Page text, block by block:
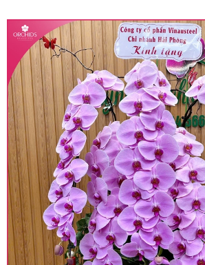
• Giá trên được miễn ship giao
miễn phí in thiệp - banner theo
hàng.
• Beautiful Orchids liên kết với
trên toàn quốc để phục vụ giao
khu vực sẽ có mức giá khác nhau
phí mặt bằng, nguyên vật liệu,..)
thay đổi so với giá niêm yết trên
hàng ở Tỉnh thành khác vui lòng
giá trước khi đặt hàng, shop sẽ
chính xác khi có địa chỉ giao